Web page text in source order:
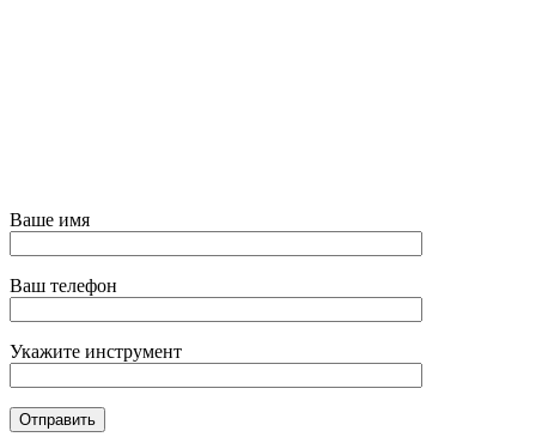
Ваше имя
Ваш телефон
Укажите инструмент